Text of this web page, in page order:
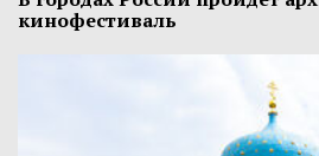
кинофестиваль